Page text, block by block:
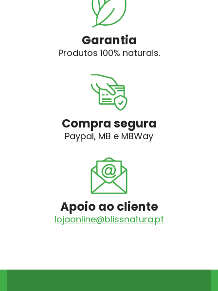
Garantia
Produtos 100% naturais.
Compra segura
Paypal, MB e MBWay
Apoio ao cliente
lojaonline@blissnatura.pt